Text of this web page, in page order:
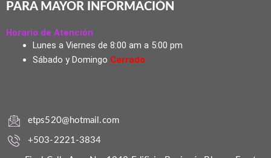
PARA MAYOR INFORMACIÓN
Horario de Atención
Lunes a Viernes de 8:00 am a 5:00 pm
Sábado y Domingo Cerrado
etps520@hotmail.com
+503-2221-3834